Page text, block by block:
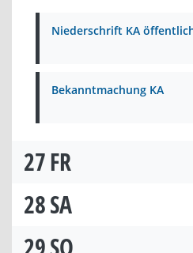
Niederschrift KA
Bekanntmachung KA
27FR
28SA